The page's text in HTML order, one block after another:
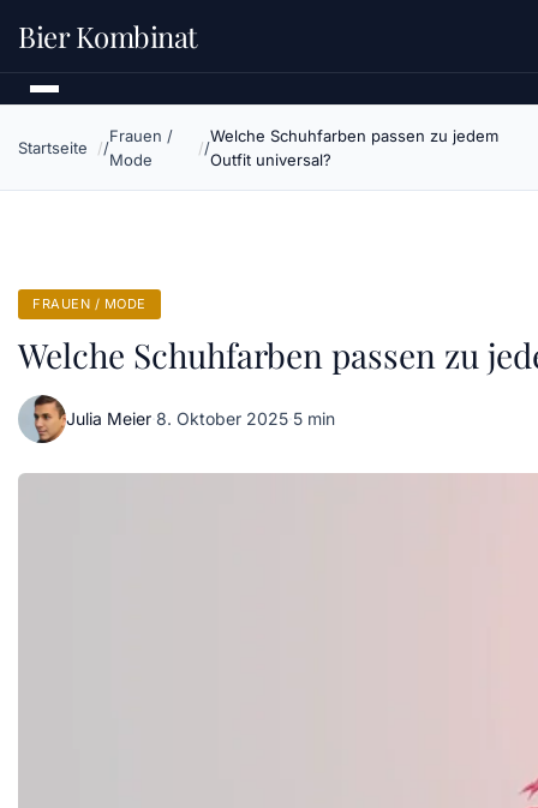
Bier Kombinat
Startseite
Frauen /
Mode
Welche Schuhfarben passen zu jedem
Outfit universal?
FRAUEN / MODE
Welche Schuhfarben passen zu
Julia Meier·8. Oktober 2025·5 min